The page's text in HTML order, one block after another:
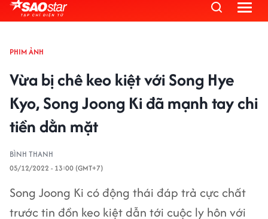
PHIM ẢNH
Vừa bị chê keo kiệt với Song Hye
Kyo, Song Joong Ki đã mạnh tay chi
tiền dằn mặt
BÌNH THANH
05/12/2022 - 13:00 (GMT+7)
Song Joong Ki có động thái đáp trả cực chất
trước tin đồn keo kiệt dẫn tới cuộc ly hôn với